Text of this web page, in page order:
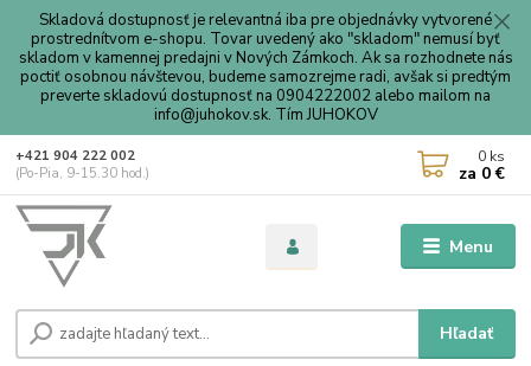
Skladová dostupnosť je relevantná iba pre objednávky vytvorené
prostrednítvom e-shopu. Tovar uvedený ako "skladom" nemusí byť
skladom v kamennej predajni v Nových Zámkoch. Ak sa rozhodnete nás
poctiť osobnou návštevou, budeme samozrejme radi, avšak si predtým
preverte skladovú dostupnosť na 0904222002 alebo mailom na
info@juhokov.sk. Tím JUHOKOV
Menu
Hľadať
+421 904 222 002
(Po-Pia, 9-15.30 hod.)
0 ks
za 0 €